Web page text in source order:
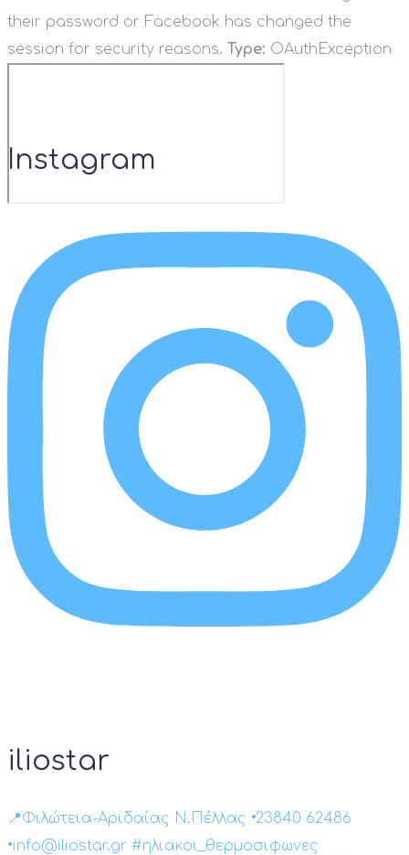
their password or Facebook has changed the
session for security reasons. Type: OAuthException
Instagram
iliostar
📍Φιλώτεια-Αριδαίας Ν.Πέλλας •23840 62486
•info@iliostar.gr #ηλιακοι_θερμοσιφωνες